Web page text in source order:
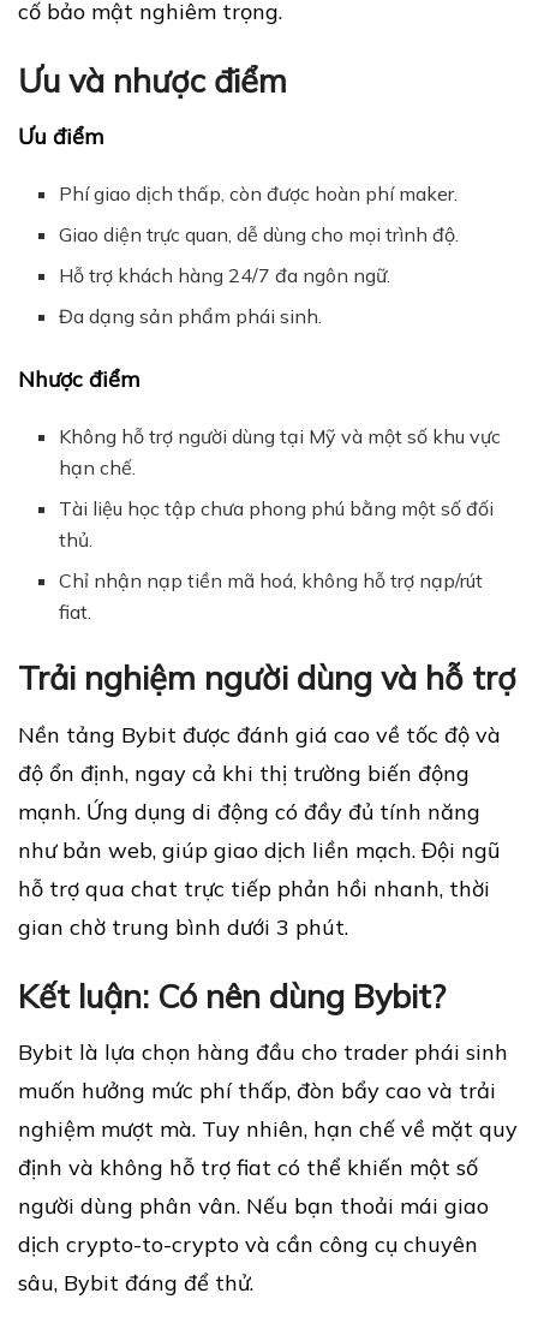
cố bảo mật nghiêm trọng.
Ưu và nhược điểm
Ưu điểm
Phí giao dịch thấp, còn được hoàn phí maker.
Giao diện trực quan, dễ dùng cho mọi trình độ.
Hỗ trợ khách hàng 24/7 đa ngôn ngữ.
Đa dạng sản phẩm phái sinh.
Nhược điểm
Không hỗ trợ người dùng tại Mỹ và một số khu vực
hạn chế.
Tài liệu học tập chưa phong phú bằng một số đối
thủ.
Chỉ nhận nạp tiền mã hoá, không hỗ trợ nạp/rút
fiat.
Trải nghiệm người dùng và hỗ trợ
Nền tảng Bybit được đánh giá cao về tốc độ và
độ ổn định, ngay cả khi thị trường biến động
mạnh. Ứng dụng di động có đầy đủ tính năng
như bản web, giúp giao dịch liền mạch. Đội ngũ
hỗ trợ qua chat trực tiếp phản hồi nhanh, thời
gian chờ trung bình dưới 3 phút.
Kết luận: Có nên dùng Bybit?
Bybit là lựa chọn hàng đầu cho trader phái sinh
muốn hưởng mức phí thấp, đòn bẩy cao và trải
nghiệm mượt mà. Tuy nhiên, hạn chế về mặt quy
định và không hỗ trợ fiat có thể khiến một số
người dùng phân vân. Nếu bạn thoải mái giao
dịch crypto-to-crypto và cần công cụ chuyên
sâu, Bybit đáng để thử.